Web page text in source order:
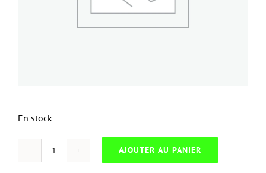
En stock
quantité
AJOUTER AU PANIER